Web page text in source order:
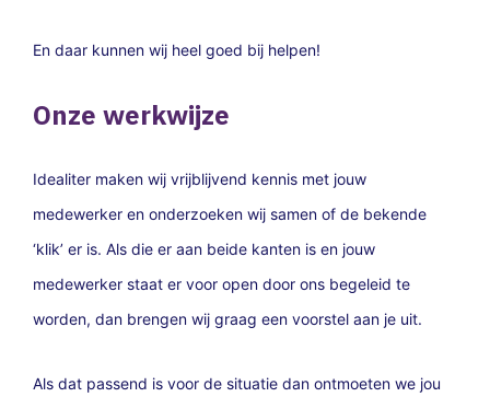
En daar kunnen wij heel goed bij helpen!
Onze werkwijze
Idealiter maken wij vrijblijvend kennis met jouw
medewerker en onderzoeken wij samen of de bekende
‘klik’ er is. Als die er aan beide kanten is en jouw
medewerker staat er voor open door ons begeleid te
worden, dan brengen wij graag een voorstel aan je uit.
Als dat passend is voor de situatie dan ontmoeten we jou